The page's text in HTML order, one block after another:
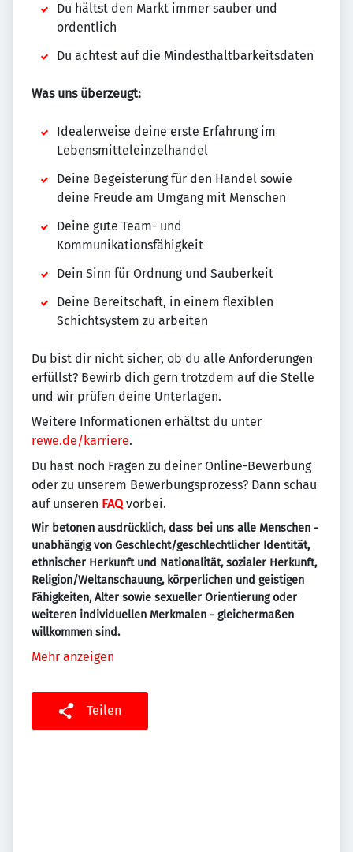
Du hältst den Markt immer sauber und
ordentlich
Du achtest auf die Mindesthaltbarkeitsdaten
Was uns überzeugt:
Idealerweise deine erste Erfahrung im
Lebensmitteleinzelhandel
Deine Begeisterung für den Handel sowie
deine Freude am Umgang mit Menschen
Deine gute Team- und
Kommunikationsfähigkeit
Dein Sinn für Ordnung und Sauberkeit
Deine Bereitschaft, in einem flexiblen
Schichtsystem zu arbeiten
Du bist dir nicht sicher, ob du alle Anforderungen
erfüllst? Bewirb dich gern trotzdem auf die Stelle
und wir prüfen deine Unterlagen.
Weitere Informationen erhältst du unter
rewe.de/karriere.
Du hast noch Fragen zu deiner Online-Bewerbung
oder zu unserem Bewerbungsprozess? Dann schau
auf unseren FAQvorbei.
Wir betonen ausdrücklich, dass bei uns alle Menschen -
unabhängig von Geschlecht/geschlechtlicher Identität,
ethnischer Herkunft und Nationalität, sozialer Herkunft,
Religion/Weltanschauung, körperlichen und geistigen
Fähigkeiten, Alter sowie sexueller Orientierung oder
weiteren individuellen Merkmalen - gleichermaßen
willkommen sind.
Mehr anzeigen
Teilen